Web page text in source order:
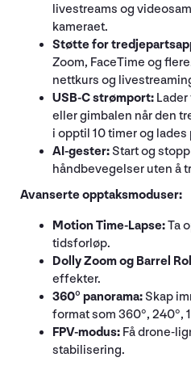
livestreams og
kameraet.
Støtte for
Zoom, FaceTime og
nettkurs og
USB-C strømport:
eller gimbalen når den
i opptil 10 timer og lades
AI-gester: Start og
håndbevegelser uten å
Avanserte opptaksmoduser:
Motion Time-Lapse:Ta
tidsforløp.
Dolly Zoom og Barrel
effekter.
360° panorama: Skap
format som 360°, 240°,
FPV-modus: Få drone-
stabilisering.